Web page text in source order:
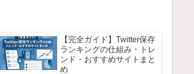
【完全ガイド】Twitter保存
ランキングの仕組み・トレ
ンド・おすすめサイトまと
め